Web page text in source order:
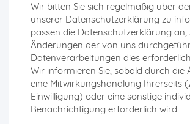
Wir bitten Sie sich regelmäßig über
unserer Datenschutzerklärung zu
passen die Datenschutzerklärung an,
Änderungen der von uns
Datenverarbeitungen dies
Wir informieren Sie, sobald durch die
eine Mitwirkungshandlung Ihrerseits
Einwilligung) oder eine sonstige
Benachrichtigung erforderlich wird.